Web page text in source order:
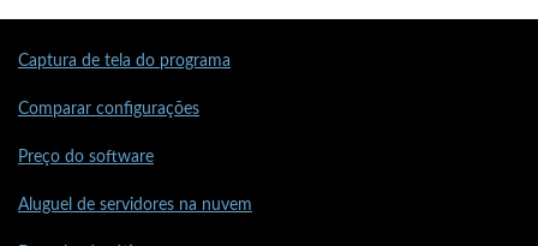
Captura de tela do programa
Comparar configurações
Preço do software
Aluguel de servidores na nuvem